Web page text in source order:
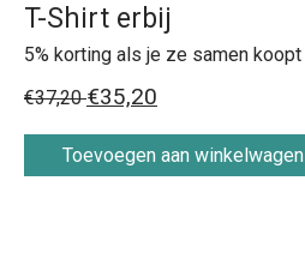
T-Shirt erbij
5% korting als je ze samen koopt
€37,20€35,20
Toevoegen aan winkelwagen